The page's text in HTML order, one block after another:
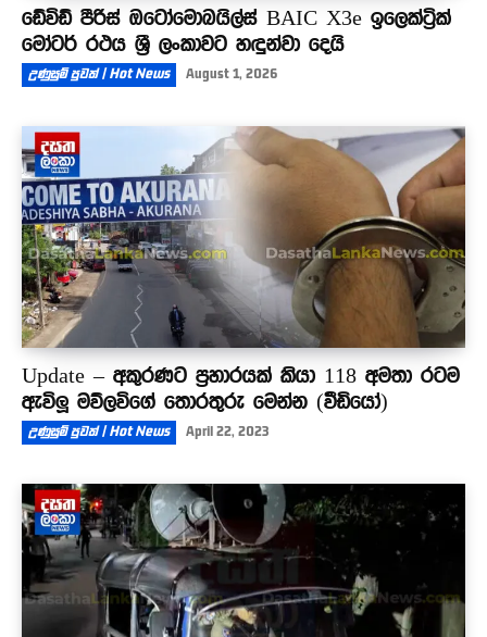
ඩේවිඩ් පීරිස් ඔටෝමොබයිල්ස් BAIC X3e ඉලෙක්ට්‍රික්
මෝටර් රථය ශ්‍රී ලංකාවට හඳුන්වා දෙයි
උණුසුම් පුවත් | Hot News August 1, 2026
Update – අකුරණට ප්‍රහාරයක් කියා 118 අමතා රටම
ඇවිලූ මව්ලවිගේ තොරතුරු මෙන්න (වීඩියෝ)
උණුසුම් පුවත් | Hot News April 22, 2023